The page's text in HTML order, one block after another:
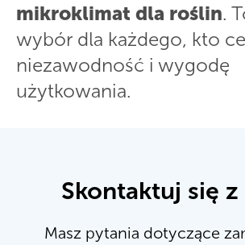
mikroklimat dla roślin.
wybór dla każdego, kto
niezawodność i wygodę
użytkowania.
Skontaktuj się z
Masz pytania dotyczące